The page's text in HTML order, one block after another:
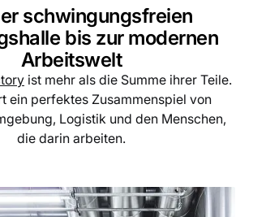
schwingungsfreien
bis zur modernen
Arbeitswelt
ist mehr als die Summe ihrer Teile.
ein perfektes Zusammenspiel von
Logistik und den Menschen,
die darin arbeiten.